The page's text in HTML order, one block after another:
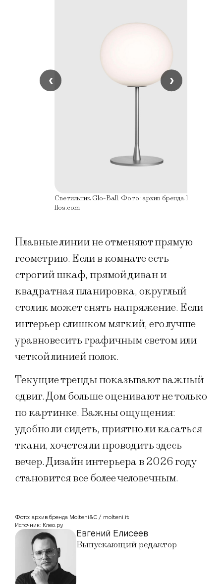
Светильник Glo-Ball. Фото: архив бренда Flos /
flos.com
‹ ›
Плавные линии не отменяют прямую
геометрию. Если в комнате есть
строгий шкаф, прямой диван и
квадратная планировка, округлый
столик может снять напряжение. Если
интерьер слишком мягкий, его лучше
уравновесить графичным светом или
четкой линией полок.
Текущие тренды показывают важный
сдвиг. Дом больше оценивают не только
по картинке. Важны ощущения:
удобно ли сидеть, приятно ли касаться
ткани, хочется ли проводить здесь
вечер. Дизайн интерьера в 2026 году
становится все более человечным.
Евгений Елисеев
Выпускающий редактор
Фото: архив бренда Molteni&C / molteni.it
Источник: Клео.ру